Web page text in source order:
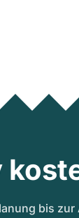
bis